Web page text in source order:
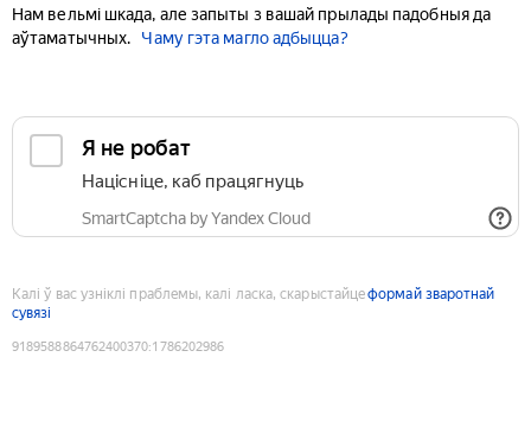
Нам вельмі шкада, але запыты з вашай прылады падобныя да
аўтаматычных.
Чаму гэта магло адбыцца?
Я не робат
Націсніце, каб працягнуць
SmartCaptcha by Yandex Cloud
Калі ў вас узніклі праблемы, калі ласка, скарыстайцеформай зваротнай
сувязі
9189588864762400370:1786202986